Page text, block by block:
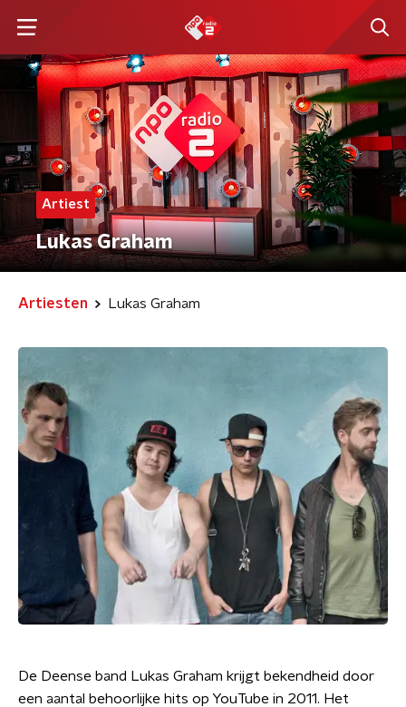
Artiest
Lukas Graham
Artiesten Lukas Graham
De Deense band Lukas Graham krijgt bekendheid door
een aantal behoorlijke hits op YouTube in 2011. Het